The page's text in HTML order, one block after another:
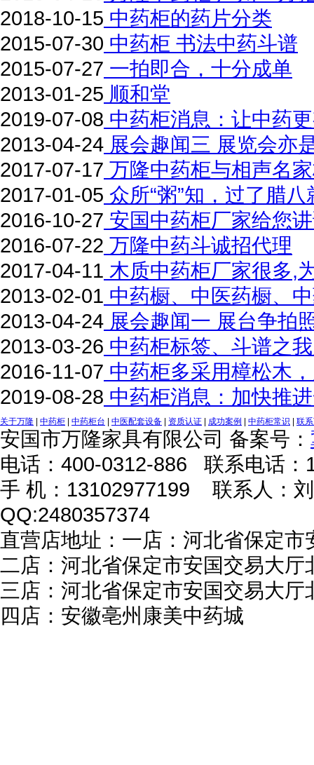
2018-10-15 中药柜的药片分类
2015-07-30 中药柜 书法中药斗谱
2015-07-27 一拍即合，十分成单
2013-01-25 顺和堂
2019-07-08 中药柜消息：让中药
2013-04-24 展会趣闻三 展览会亦
2017-07-17 万隆中药柜与相声名
2017-01-05 众所“粥”知，过了腊
2016-10-27 安国中药柜厂家给您
2016-07-22 万隆中药斗诚招代理
2017-04-11 木质中药柜厂家很多,
2013-02-01 中药橱、中医药橱、
2013-04-24 展会趣闻一 展台争拍
2013-03-26 中药柜标签、斗谱之
2016-11-07 中药柜多采用樟松木
2019-08-28 中药柜消息：加快推
关于万隆 中药柜 中药柜台 中医配套设备 资质认证 成功案例 中药柜常识 联
安国市万隆家具有限公司 备案号：
电话：400-0312-886 联系电话：
手 机：13102977199 联系人：
QQ:2480357374
直营店地址：一店：河北省保定
二店：河北省保定市安国交易大
三店：河北省保定市安国交易大厅
四店：安徽亳州康美中药城